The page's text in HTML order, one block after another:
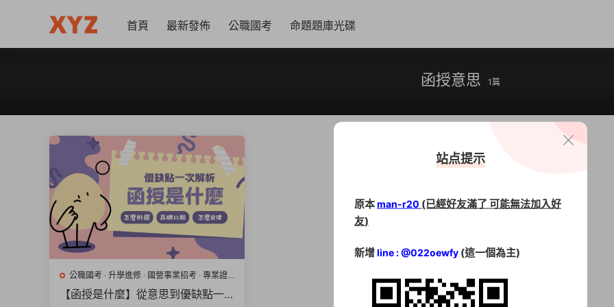
首頁 最新發佈 公職國考 命題題庫光碟
函授意思 1篇
公職國考 · 升學進修 · 國營事業招考 · 專業證
照·金融銀行
【函授是什麼】從意思到優缺點一
站点提示
原本man-r20 (已經好友滿了 可能無法加入好
友)
新增line : @022oewfy (這一個為主)